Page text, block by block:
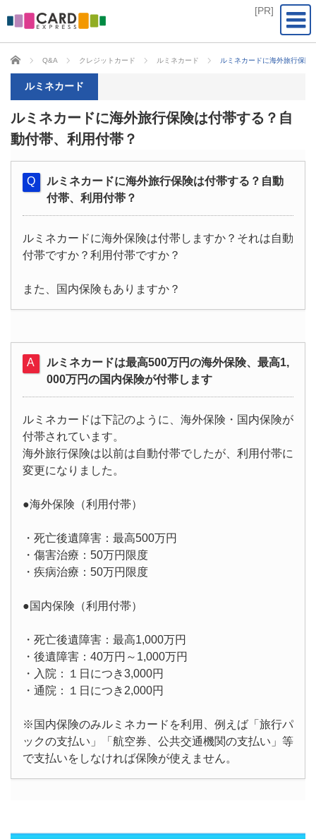
CARD EXPRESS
Q&A クレジットカード ルミネカード ルミネカードに海外旅行保険
ルミネカード
ルミネカードに海外旅行保険は付帯する？自
動付帯、利用付帯？
ルミネカードに海外旅行保険は付帯する？自動
付帯、利用付帯？
ルミネカードに海外保険は付帯しますか？それは自動
付帯ですか？利用付帯ですか？
また、国内保険もありますか？
ルミネカードは最高500万円の海外保険、最高1,
000万円の国内保険が付帯します
ルミネカードは下記のように、海外保険・国内保険が
付帯されています。
海外旅行保険は以前は自動付帯でしたが、利用付帯に
変更になりました。
●海外保険（利用付帯）
・死亡後遺障害：最高500万円
・傷害治療：50万円限度
・疾病治療：50万円限度
●国内保険（利用付帯）
・死亡後遺障害：最高1,000万円
・後遺障害：40万円～1,000万円
・入院：１日につき3,000円
・通院：１日につき2,000円
※国内保険のみルミネカードを利用、例えば「旅行パ
ックの支払い」「航空券、公共交通機関の支払い」等
で支払いをしなければ保険が使えません。